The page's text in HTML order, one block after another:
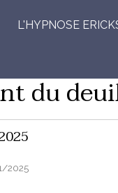
L'HYPNOSE
du
2025